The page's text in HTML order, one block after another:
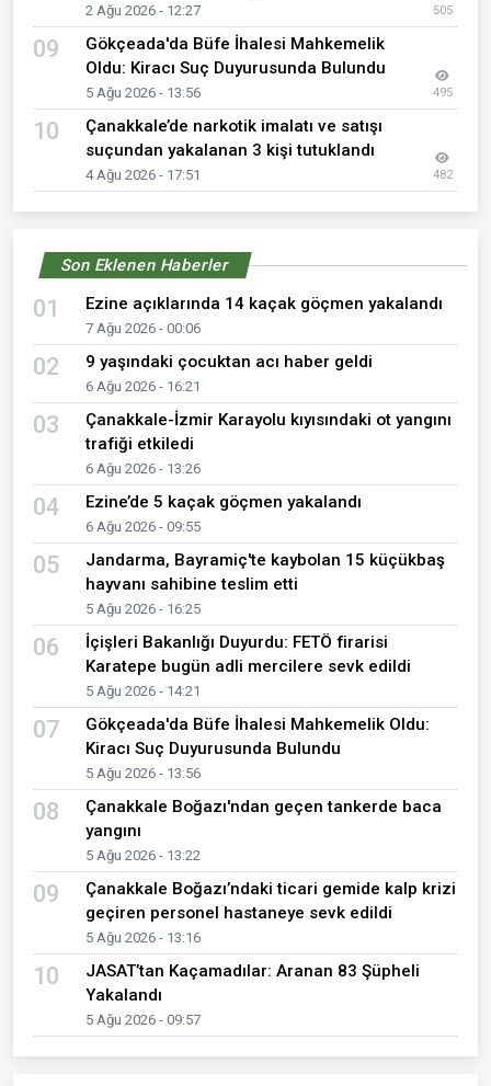
2 Ağu 2026 - 12:27 505
09
Gökçeada'da Büfe İhalesi Mahkemelik
Oldu: Kiracı Suç Duyurusunda Bulundu
5 Ağu 2026 - 13:56 495
10
Çanakkale’de narkotik imalatı ve satışı
suçundan yakalanan 3 kişi tutuklandı
4 Ağu 2026 - 17:51 482
Son Eklenen Haberler
01 Ezine açıklarında 14 kaçak göçmen yakalandı
7 Ağu 2026 - 00:06
02 9 yaşındaki çocuktan acı haber geldi
6 Ağu 2026 - 16:21
03
Çanakkale-İzmir Karayolu kıyısındaki ot yangını
trafiği etkiledi
6 Ağu 2026 - 13:26
04 Ezine’de 5 kaçak göçmen yakalandı
6 Ağu 2026 - 09:55
05
Jandarma, Bayramiç'te kaybolan 15 küçükbaş
hayvanı sahibine teslim etti
5 Ağu 2026 - 16:25
06
İçişleri Bakanlığı Duyurdu: FETÖ firarisi
Karatepe bugün adli mercilere sevk edildi
5 Ağu 2026 - 14:21
07
Gökçeada'da Büfe İhalesi Mahkemelik Oldu:
Kiracı Suç Duyurusunda Bulundu
5 Ağu 2026 - 13:56
08
Çanakkale Boğazı'ndan geçen tankerde baca
yangını
5 Ağu 2026 - 13:22
09
Çanakkale Boğazı’ndaki ticari gemide kalp krizi
geçiren personel hastaneye sevk edildi
5 Ağu 2026 - 13:16
10
JASAT’tan Kaçamadılar: Aranan 83 Şüpheli
Yakalandı
5 Ağu 2026 - 09:57